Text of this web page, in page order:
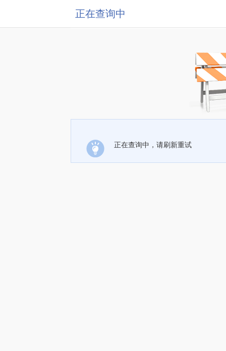
正在查询中
正在查询中，请刷新重试